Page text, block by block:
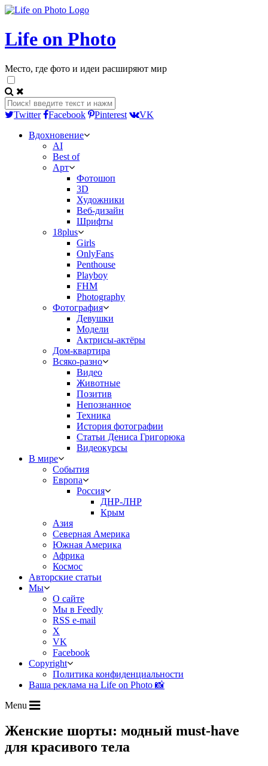
Life on Photo
Место, где фото и идеи расширяют мир
Twitter Facebook Pinterest
VK
Вдохновение
AI
Best of
Арт
Фотошоп
3D
Художники
Веб-дизайн
Шрифты
18plus
Girls
OnlyFans
Penthouse
Playboy
FHM
Photography
Фотография
Девушки
Модели
Актрисы-актёры
Дом-квартира
Всяко-разно
Видео
Животные
Позитив
Непознанное
Техника
История фотографии
Статьи Дениса Григорюка
Видеокурсы
В мире
События
Европа
Россия
ДНР-ЛНР
Крым
Азия
Северная Америка
Южная Америка
Африка
Космос
Авторские статьи
Мы
О сайте
Мы в Feedly
RSS e-mail
X
VK
Facebook
Copyright
Политика конфиденциальности
Ваша реклама на Life on Photo 📸
Menu
Женские шорты: модный must-have
для красивого тела